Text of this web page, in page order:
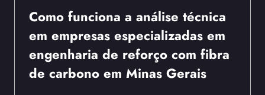
Como funciona a análise técnica
em empresas especializadas em
engenharia de reforço com fibra
de carbono em Minas Gerais